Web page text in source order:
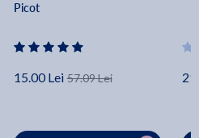
Picot
15.00 Lei 57.09 Lei